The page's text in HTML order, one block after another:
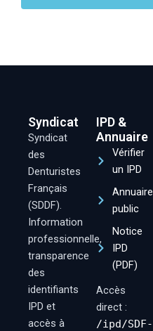
Syndicat
Syndicat
des
Denturistes
Français
(SDDF).
Information
professionnelle,
transparence
des
identifiants
IPD et
accès à
IPD &
Annuaire
Vérifier
un IPD
Annuaire
public
Notice
IPD
(PDF)
Accès
direct :
/ipd/SDF-